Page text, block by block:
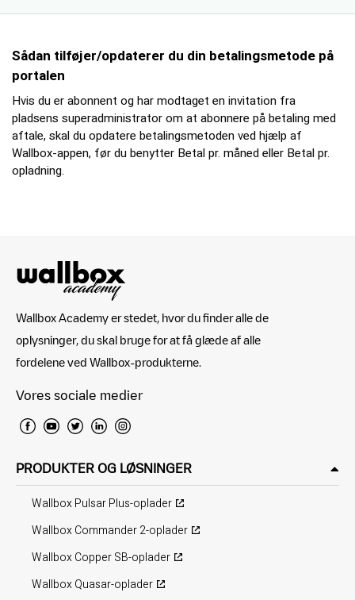
Sådan tilføjer/opdaterer du din betalingsmetode på
portalen
Hvis du er abonnent og har modtaget en invitation fra
pladsens superadministrator om at abonnere på betaling med
aftale, skal du opdatere betalingsmetoden ved hjælp af
Wallbox-appen, før du benytter Betal pr. måned eller Betal pr.
opladning.
Wallbox Academy er stedet, hvor du finder alle de
oplysninger, du skal bruge for at få glæde af alle
fordelene ved Wallbox-produkterne.
Vores sociale medier
PRODUKTER OG LØSNINGER
Wallbox Pulsar Plus-oplader
Wallbox Commander 2-oplader
Wallbox Copper SB-oplader
Wallbox Quasar-oplader